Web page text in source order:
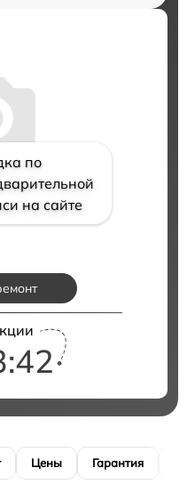
по
на сайте
Цены Гарантия